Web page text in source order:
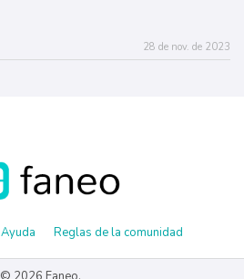
28 de nov. de 2023
Ayuda Reglas de la comunidad